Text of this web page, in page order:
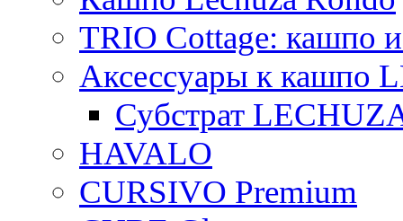
TRIO Cottage: кашпо
Аксессуары к кашпо
Субстрат
HAVALO
CURSIVO Premium